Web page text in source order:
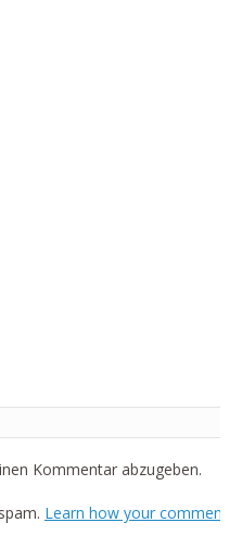
Kommentar abzugeben.
Learn how your comment